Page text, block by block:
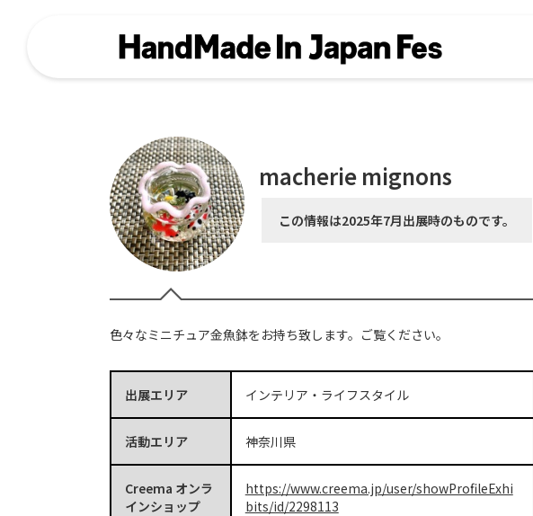
macherie mignons
この情報は2025年7月出展時のものです。
色々なミニチュア金魚鉢をお持ち致します。ご覧ください。
出展エリア インテリア・ライフスタイル
活動エリア 神奈川県
Creema オンラ
インショップ
https://www.creema.jp/user/showProfileExhi
bits/id/2298113